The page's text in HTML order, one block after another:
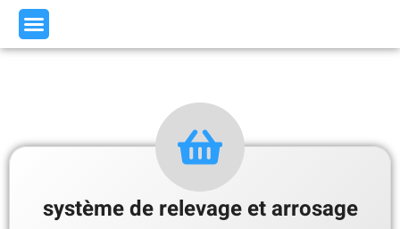
système de relevage et arrosage